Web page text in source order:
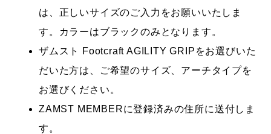
は、正しいサイズのご入力をお願いいたしま
す。カラーはブラックのみとなります。
ザムスト Footcraft AGILITY GRIPをお選びいた
だいた方は、ご希望のサイズ、アーチタイプを
お選びください。
ZAMST MEMBERに登録済みの住所に送付しま
す。